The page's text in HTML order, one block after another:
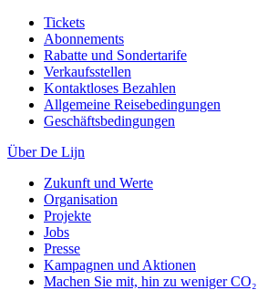
Tickets
Abonnements
Rabatte und Sondertarife
Verkaufsstellen
Kontaktloses Bezahlen
Allgemeine Reisebedingungen
Geschäftsbedingungen
Über De Lijn
Zukunft und Werte
Organisation
Projekte
Jobs
Presse
Kampagnen und Aktionen
Machen Sie mit, hin zu weniger CO₂